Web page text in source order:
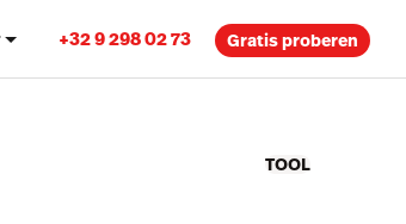
+32 9 298 02 73 Gratis proberen
TOOL